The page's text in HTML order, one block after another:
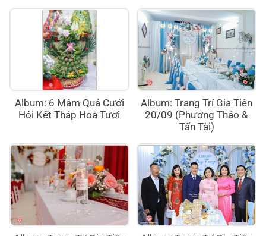
Album: 6 Mâm Quả Cưới
Hỏi Kết Tháp Hoa Tươi
Album: Trang Trí Gia Tiên
20/09 (Phương Thảo &
Tấn Tài)